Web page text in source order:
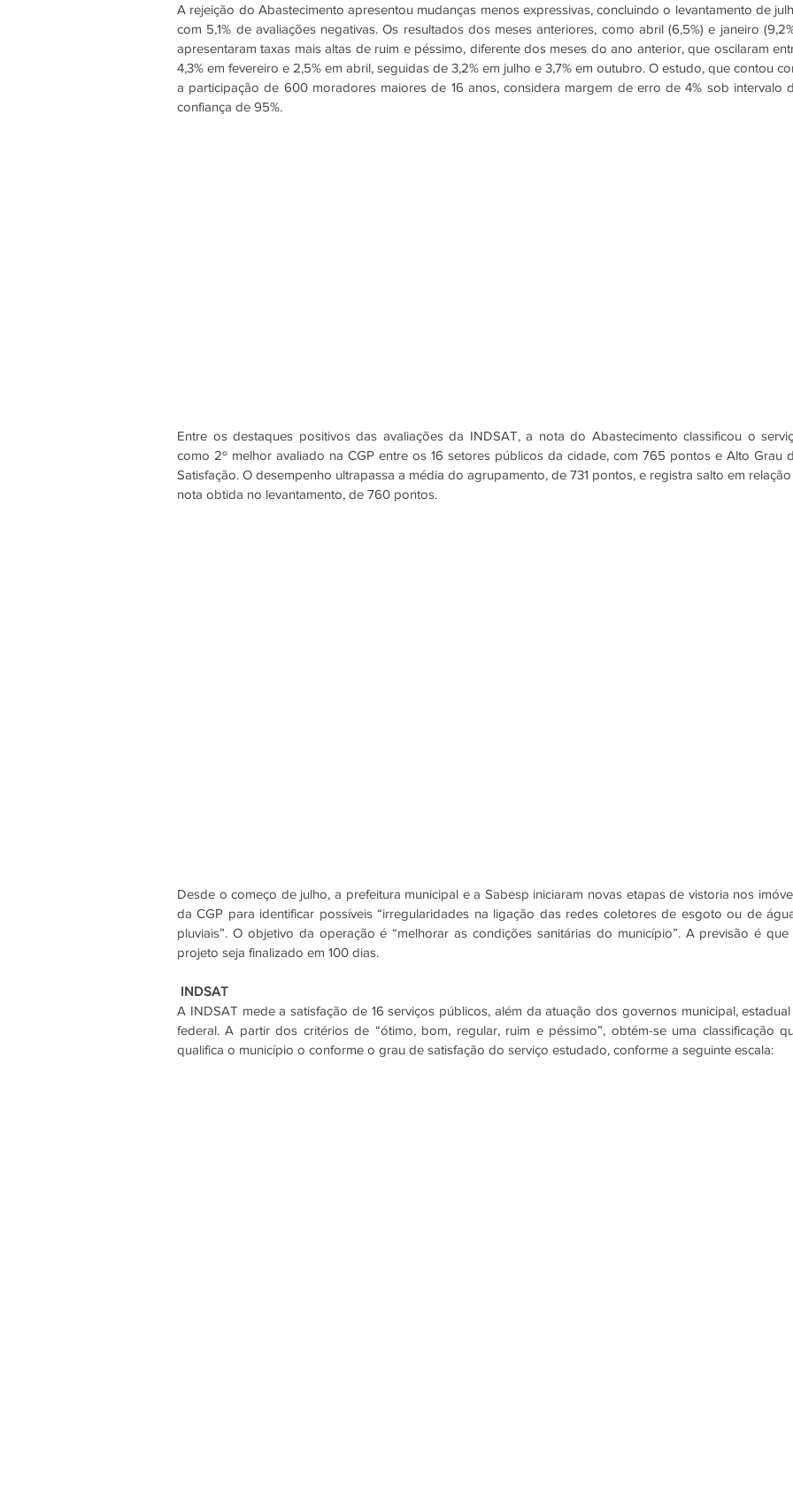
A rejeição do Abastecimento apresentou mudanças menos expressivas, concluindo o levantamento de
com 5,1% de avaliações negativas. Os resultados dos meses anteriores, como abril (6,5%) e janeiro
apresentaram taxas mais altas de ruim e péssimo, diferente dos meses do ano anterior, que oscilaram
4,3% em fevereiro e 2,5% em abril, seguidas de 3,2% em julho e 3,7% em outubro. O estudo, que contou
a participação de 600 moradores maiores de 16 anos, considera margem de erro de 4% sob intervalo
confiança de 95%.
Entre os destaques positivos das avaliações da INDSAT, a nota do Abastecimento classificou o
como 2º melhor avaliado na CGP entre os 16 setores públicos da cidade, com 765 pontos e Alto Grau
Satisfação. O desempenho ultrapassa a média do agrupamento, de 731 pontos, e registra salto em relação
nota obtida no levantamento, de 760 pontos.
Desde o começo de julho, a prefeitura municipal e a Sabesp iniciaram novas etapas de vistoria nos
da CGP para identificar possíveis “irregularidades na ligação das redes coletores de esgoto ou de
pluviais”. O objetivo da operação é “melhorar as condições sanitárias do município”. A previsão é que
projeto seja finalizado em 100 dias.
INDSAT
A INDSAT mede a satisfação de 16 serviços públicos, além da atuação dos governos municipal,
federal. A partir dos critérios de “ótimo, bom, regular, ruim e péssimo”, obtém-se uma classificação
qualifica o município o conforme o grau de satisfação do serviço estudado, conforme a seguinte escala: